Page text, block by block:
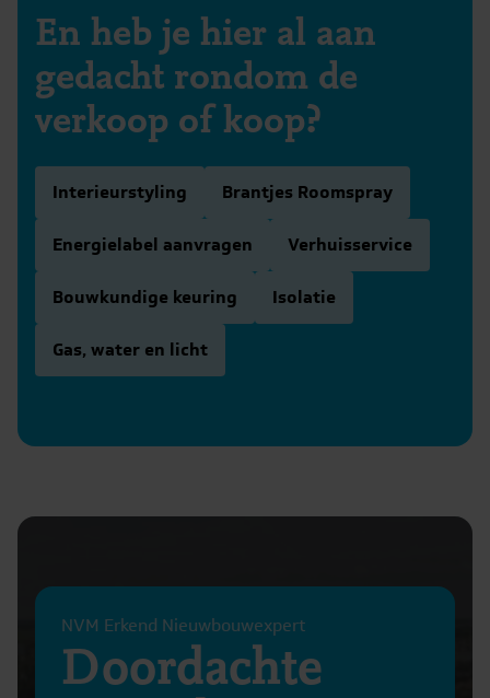
En heb je hier al aan
gedacht rondom de
verkoop of koop?
Interieurstyling Brantjes Roomspray
Energielabel aanvragen Verhuisservice
Bouwkundige keuring Isolatie
Gas, water en licht
NVM Erkend Nieuwbouwexpert
Doordachte